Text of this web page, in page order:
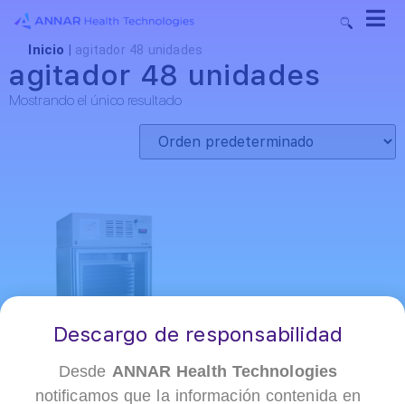
Inicio agitador 48 unidades
agitador 48 unidades
Mostrando el único resultado
Descargo de responsabilidad
Desde ANNAR Health Technologies
notificamos que la información contenida en